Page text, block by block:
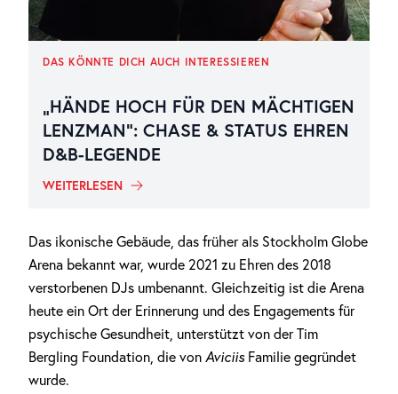
DAS KÖNNTE DICH AUCH INTERESSIEREN
„HÄNDE HOCH FÜR DEN MÄCHTIGEN
LENZMAN“: CHASE & STATUS EHREN
D&B-LEGENDE
WEITERLESEN
Das ikonische Gebäude, das früher als Stockholm Globe
Arena bekannt war, wurde 2021 zu Ehren des 2018
verstorbenen DJs umbenannt. Gleichzeitig ist die Arena
heute ein Ort der Erinnerung und des Engagements für
psychische Gesundheit, unterstützt von der Tim
Bergling Foundation, die von Aviciis Familie gegründet
wurde.